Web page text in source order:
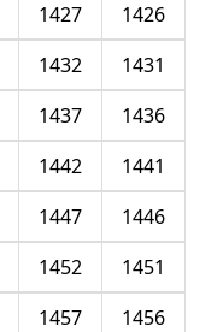
1426
1427
1431
1432
1436
1437
1441
1442
1446
1447
1451
1452
1456
1457